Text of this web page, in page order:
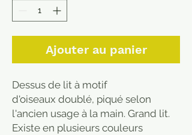
Ajouter au panier
Dessus de lit à motif
d'oiseaux doublé, piqué selon
l'ancien usage à la main. Grand lit.
Existe en plusieurs couleurs